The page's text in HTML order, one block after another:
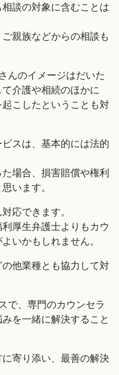
談の対象に含むことは
親族などからの相談も
んのイメージはだいた
介護や相続のほかに
こしたということも対
ビスは、基本的には法的
場合、損害賠償や権利
います。
応できます。
厚生弁護士よりもカウ
いかもしれません。
他業種とも協力して対
で、専門のカウンセラ
を一緒に解決すること
に寄り添い、最善の解決